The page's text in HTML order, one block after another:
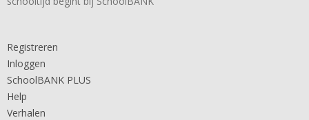
Registreren
Inloggen
SchoolBANK PLUS
Help
Verhalen